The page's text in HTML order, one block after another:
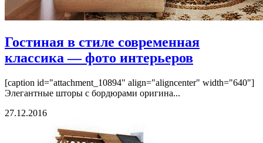
Гостиная в стиле современная
классика — фото интерьеров
[caption id="attachment_10894" align="aligncenter" width="640"]
Элегантные шторы с бордюрами оригина...
27.12.2016